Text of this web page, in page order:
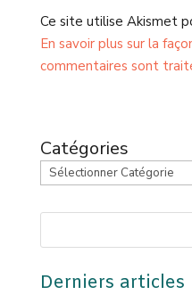
Ce site utilise Akismet
En savoir plus sur la
commentaires sont
Catégories
Derniers articles